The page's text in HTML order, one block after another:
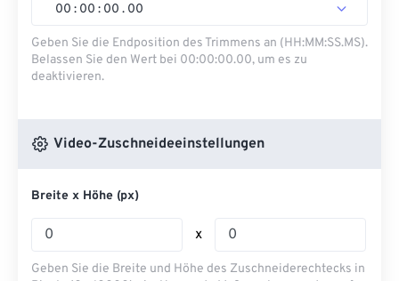
00 : 00 : 00 . 00
Geben Sie die Endposition des Trimmens an (HH:MM:SS.MS).
Belassen Sie den Wert bei 00:00:00.00, um es zu
deaktivieren.
Video-Zuschneideeinstellungen
Breite x Höhe (px)
x
Geben Sie die Breite und Höhe des Zuschneiderechtecks ​​in